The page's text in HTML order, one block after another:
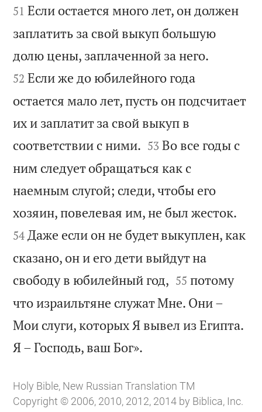
51 Если остается много лет, он должен
заплатить за свой выкуп большую
долю цены, заплаченной за него.
52 Если же до юбилейного года
остается мало лет, пусть он подсчитает
их и заплатит за свой выкуп в
соответствии с ними. 

53 Во все годы с
ним следует обращаться как с
наемным слугой; следи, чтобы его
хозяин, повелевая им, не был жесток.
54 Даже если он не будет выкуплен, как
сказано, он и его дети выйдут на
свободу в юбилейный год, 

55 потому
что израильтяне служат Мне. Они –
Мои слуги, которых Я вывел из Египта.
Я – Господь, ваш Бог».
Holy Bible, New Russian Translation TM
Copyright © 2006, 2010, 2012, 2014 by Biblica, Inc.